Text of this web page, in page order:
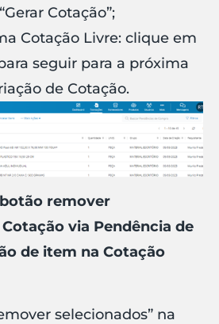
Cotação”;
Cotação Livre: clique em
seguir para a próxima
de Cotação.
remover
via Pendência de
de item na Cotação
selecionados” na